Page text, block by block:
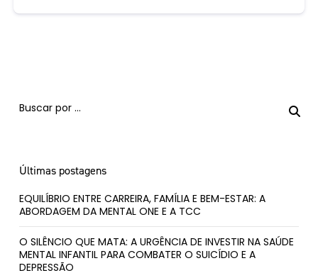
Últimas postagens
EQUILÍBRIO ENTRE CARREIRA, FAMÍLIA E BEM-ESTAR: A
ABORDAGEM DA MENTAL ONE E A TCC
O SILÊNCIO QUE MATA: A URGÊNCIA DE INVESTIR NA SAÚDE
MENTAL INFANTIL PARA COMBATER O SUICÍDIO E A
DEPRESSÃO